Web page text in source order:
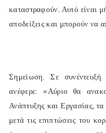
καταστραφούν. Αυτό είναι
αποδείξεις και μπορούν να
Σημείωση. Σε
ανέφερε: «Αύριο θα
Ανάπτυξης και Εργασίας,
μετά τις επιπτώσεις του